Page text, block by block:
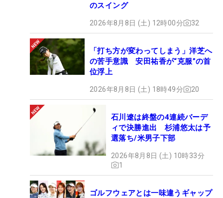
のスイング
2026年8月8日 (土) 12時00分 32
「打ち方が変わってしまう」洋芝へ
の苦手意識 安田祐香が“克服”の首
位浮上
2026年8月8日 (土) 18時49分 20
石川遼は終盤の4連続バーデ
ィで決勝進出 杉浦悠太は予
選落ち/米男子下部
2026年8月8日 (土) 10時33分
1
ゴルフウェアとは一味違うギャップ